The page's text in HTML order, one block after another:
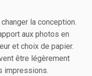
la conception.
aux photos en
et choix de papier.
être légèrement
impressions.